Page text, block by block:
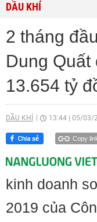
DẦU KHÍ
2 tháng
Dung Quất
13.654 tỷ
DẦU KHÍ 13:44 05/03/
Copy
kinh doanh
2019 của